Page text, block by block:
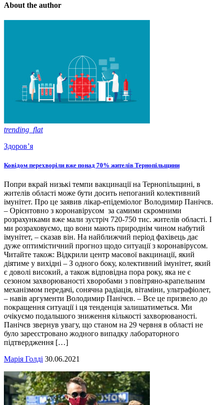
About the author
trending_flat
Здоров’я
Ковідом перехворіли вже понад 70% жителів Тернопільщини
Попри вкрай низькі темпи вакцинації на Тернопільщині, в
жителів області може бути досить непоганий колективний
імунітет. Про це заявив лікар-епідеміолог Володимир Панічєв.
– Орієнтовно з коронавірусом за самими скромними
розрахунками вже мали зустріч 720-750 тис. жителів області. І
ми розраховуємо, що вони мають природнім чином набутий
імунітет, – сказав він. На найближчий період фахівець дає
дуже оптимістичний прогноз щодо ситуації з коронавірусом.
Читайте також: Відкрили центр масової вакцинації, який
діятиме у вихідні – З одного боку, колективний імунітет, який
є доволі високий, а також відповідна пора року, яка не є
сезоном захворюваності хворобами з повітряно-крапельним
механізмом передачі, сонячна радіація, вітаміни, ультрафіолет,
– навів аргументи Володимир Панічєв. – Все це призвело до
покращення ситуації і ця тенденція залишатиметься. Ми
очікуємо подальшого зниження кількості захворюваності.
Панічєв звернув увагу, що станом на 29 червня в області не
було зареєстровано жодного випадку лабораторного
підтвердження […]
Марія Голді 30.06.2021